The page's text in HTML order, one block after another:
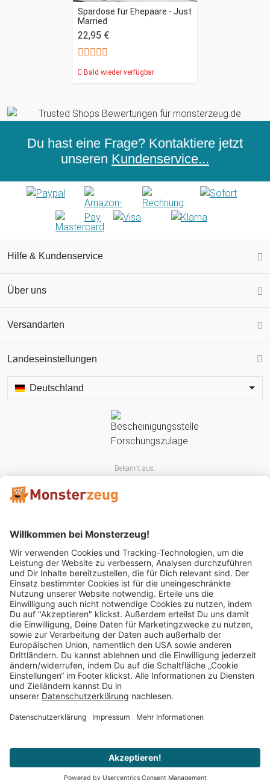
Spardose für Ehepaare - Just
Married
22,95 €
Bald wieder verfügbar
Du hast eine Frage? Kontaktiere jetzt
unseren Kundenservice...
Hilfe & Kundenservice
Über uns
Versandarten
Landeseinstellungen
Deutschland
Bekannt aus:
Mitglied im:
Impressum AGB Widerrufsbelehrung
Vertrag widerrufen